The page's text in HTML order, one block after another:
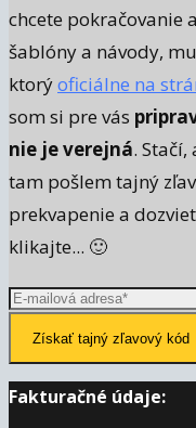
chcete pokračovanie
šablóny a návody,
ktorýoficiálne na
som si pre vás
nie je verejná.
tam pošlem tajný
prekvapenie a
klikajte... 🙂
Získať tajný zľavový kód
Fakturačné údaje: